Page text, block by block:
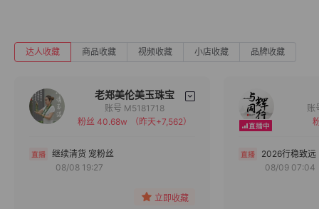
达人收藏 商品收藏 视频收藏 小店收藏 品牌收藏
老郑美伦美玉珠宝
备注
账号 M5181718
粉丝 40.68w
（昨天+7,562）
继续清货 宠粉丝
08/08 19:27
立即收藏
2026行稳致远
08/09 07:04